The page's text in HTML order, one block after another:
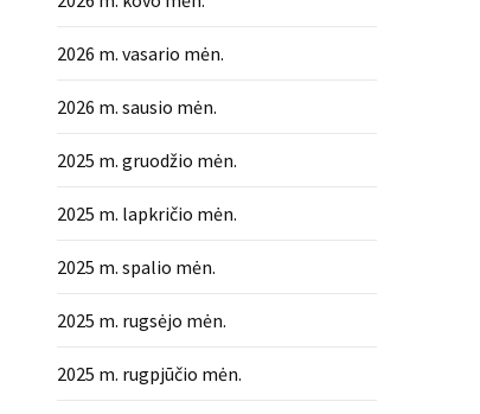
2026 m. vasario mėn.
2026 m. sausio mėn.
2025 m. gruodžio mėn.
2025 m. lapkričio mėn.
2025 m. spalio mėn.
2025 m. rugsėjo mėn.
2025 m. rugpjūčio mėn.